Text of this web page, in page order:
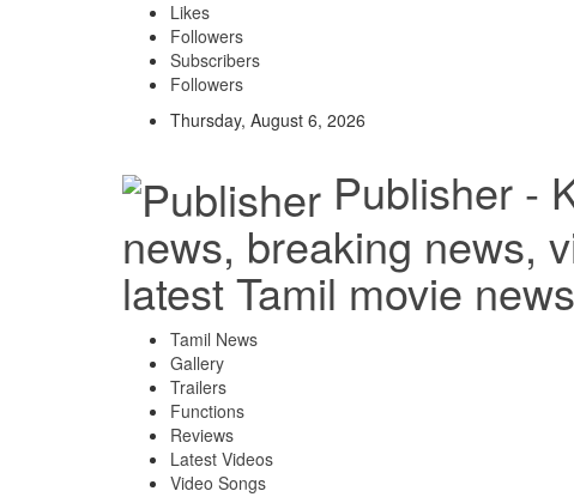
Likes
Followers
Subscribers
Followers
Thursday, August 6, 2026
Publisher -
news, breaking news,
latest Tamil movie
Tamil News
Gallery
Trailers
Functions
Reviews
Latest Videos
Video Songs